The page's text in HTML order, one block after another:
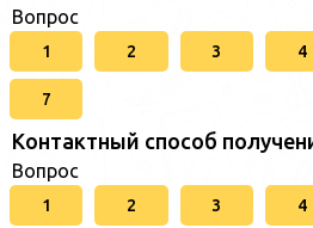
Вопрос
1 2 3 4
7
Контактный способ
Вопрос
1 2 3 4